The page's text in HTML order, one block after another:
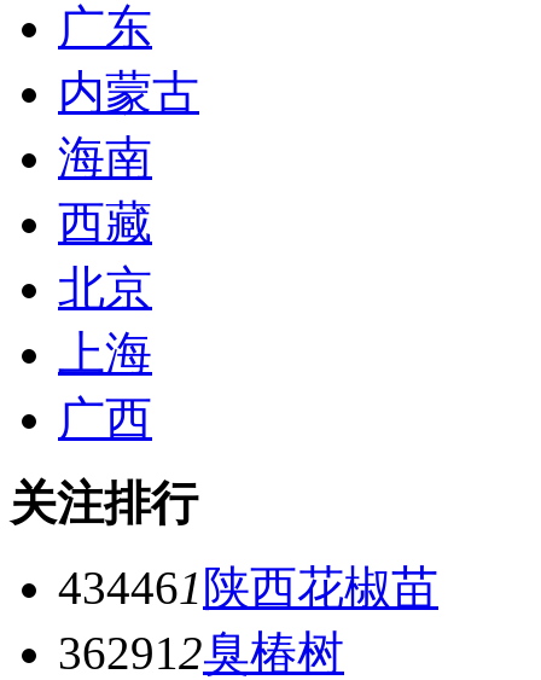
广东
内蒙古
海南
西藏
北京
上海
广西
关注排行
434461 陕西花椒苗
362912臭椿树